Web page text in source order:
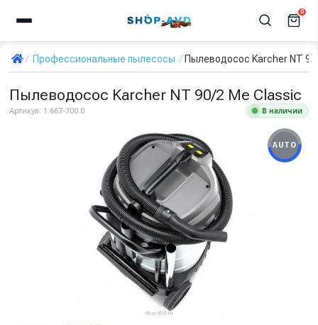
0
Профессиональные пылесосы Пылеводосос Karcher NT
Пылеводосос Karcher NT 90/2 Me Classic
Артикул: 1.667-700.0 В наличии
AUTO